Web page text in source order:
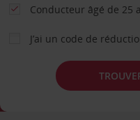
Conducteur âgé de 25
J’ai un code de